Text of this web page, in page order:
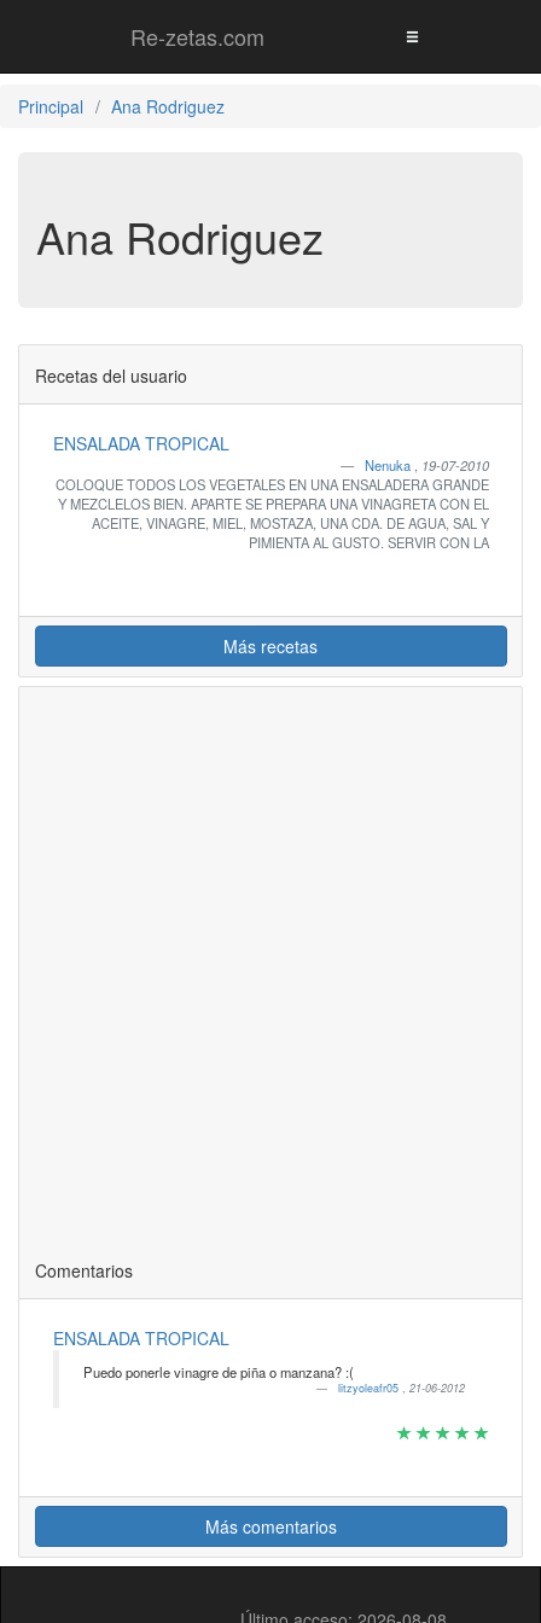
Re-zetas.com
Principal Ana Rodriguez
Ana Rodriguez
Recetas del usuario
ENSALADA TROPICAL
Nenuka
19-07-2010
COLOQUE TODOS LOS VEGETALES EN UNA ENSALADERA GRANDE
Y MEZCLELOS BIEN. APARTE SE PREPARA UNA VINAGRETA CON EL
ACEITE, VINAGRE, MIEL, MOSTAZA, UNA CDA. DE AGUA, SAL Y
PIMIENTA AL GUSTO. SERVIR CON LA
Más recetas
Comentarios
ENSALADA TROPICAL
Puedo ponerle vinagre de piña o manzana? :(
litzyoleafr05 , 21-06-2012
Más comentarios